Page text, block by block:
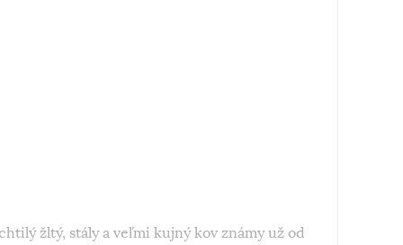
žltý, stály a veľmi kujný kov známy už od